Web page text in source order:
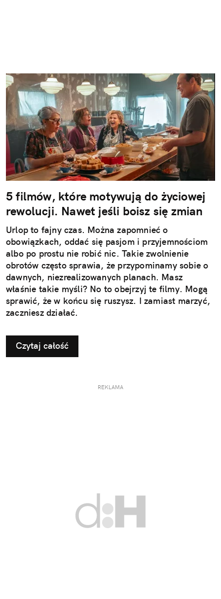
5 filmów, które motywują do życiowej
rewolucji. Nawet jeśli boisz się zmian
Urlop to fajny czas. Można zapomnieć o
obowiązkach, oddać się pasjom i przyjemnościom
albo po prostu nie robić nic. Takie zwolnienie
obrotów często sprawia, że przypominamy sobie o
dawnych, niezrealizowanych planach. Masz
właśnie takie myśli? No to obejrzyj te filmy. Mogą
sprawić, że w końcu się ruszysz. I zamiast marzyć,
zaczniesz działać.
Czytaj całość
REKLAMA